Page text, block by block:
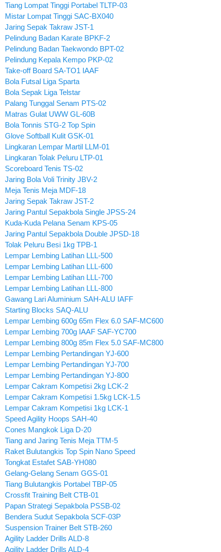
Tiang Lompat Tinggi Portabel TLTP-03
Mistar Lompat Tinggi SAC-BX040
Jaring Sepak Takraw JST-1
Pelindung Badan Karate BPKF-2
Pelindung Badan Taekwondo BPT-02
Pelindung Kepala Kempo PKP-02
Take-off Board SA-TO1 IAAF
Bola Futsal Liga Sparta
Bola Sepak Liga Telstar
Palang Tunggal Senam PTS-02
Matras Gulat UWW GL-60B
Bola Tonnis STG-2 Top Spin
Glove Softball Kulit GSK-01
Lingkaran Lempar Martil LLM-01
Lingkaran Tolak Peluru LTP-01
Scoreboard Tenis TS-02
Jaring Bola Voli Trinity JBV-2
Meja Tenis Meja MDF-18
Jaring Sepak Takraw JST-2
Jaring Pantul Sepakbola Single JPSS-24
Kuda-Kuda Pelana Senam KPS-05
Jaring Pantul Sepakbola Double JPSD-18
Tolak Peluru Besi 1kg TPB-1
Lempar Lembing Latihan LLL-500
Lempar Lembing Latihan LLL-600
Lempar Lembing Latihan LLL-700
Lempar Lembing Latihan LLL-800
Gawang Lari Aluminium SAH-ALU IAFF
Starting Blocks SAQ-ALU
Lempar Lembing 600g 65m Flex 6.0 SAF-MC600
Lempar Lembing 700g IAAF SAF-YC700
Lempar Lembing 800g 85m Flex 5.0 SAF-MC800
Lempar Lembing Pertandingan YJ-600
Lempar Lembing Pertandingan YJ-700
Lempar Lembing Pertandingan YJ-800
Lempar Cakram Kompetisi 2kg LCK-2
Lempar Cakram Kompetisi 1.5kg LCK-1.5
Lempar Cakram Kompetisi 1kg LCK-1
Speed Agility Hoops SAH-40
Cones Mangkok Liga D-20
Tiang and Jaring Tenis Meja TTM-5
Raket Bulutangkis Top Spin Nano Speed
Tongkat Estafet SAB-YH080
Gelang-Gelang Senam GGS-01
Tiang Bulutangkis Portabel TBP-05
Crossfit Training Belt CTB-01
Papan Strategi Sepakbola PSSB-02
Bendera Sudut Sepakbola SCF-03P
Suspension Trainer Belt STB-260
Agility Ladder Drills ALD-8
Agility Ladder Drills ALD-4